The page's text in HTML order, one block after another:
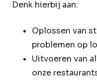
Denk hierbij aan:
Oplossen van
problemen op
Uitvoeren van
onze